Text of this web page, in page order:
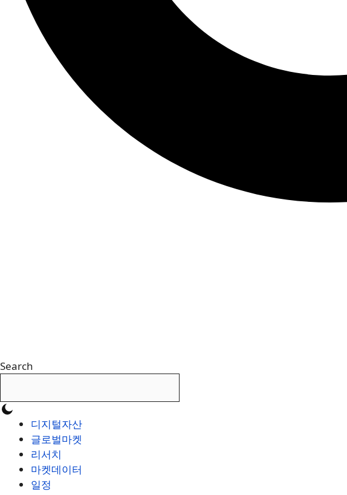
Search
디지털자산
글로벌마켓
리서치
마켓데이터
일정